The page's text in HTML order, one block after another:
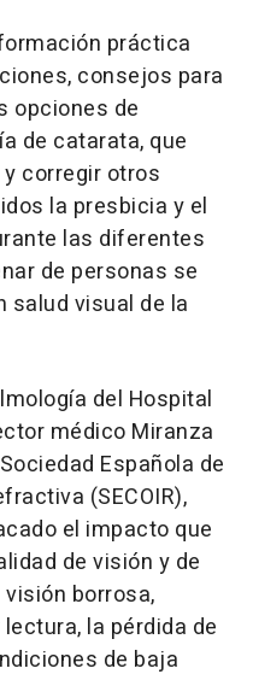
práctica
consejos para
opciones de
de catarata, que
corregir otros
la presbicia y el
las diferentes
de personas se
salud visual de la
del Hospital
médico Miranza
Española de
(SECOIR),
el impacto que
de visión y de
borrosa,
la pérdida de
de baja